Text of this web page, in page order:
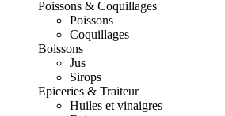
Poissons & Coquillages
Poissons
Coquillages
Boissons
Jus
Sirops
Epiceries & Traiteur
Huiles et vinaigres